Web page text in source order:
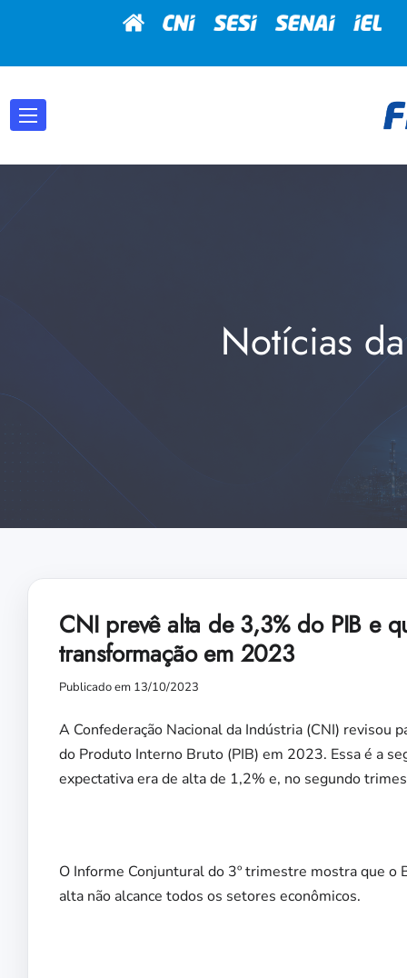
Notícias
CNI prevê alta de 3,3% do PIB e
transformação em 2023
Publicado em 13/10/2023
A Confederação Nacional da Indústria (CNI) revisou
do Produto Interno Bruto (PIB) em 2023. Essa é a
expectativa era de alta de 1,2% e, no segundo
O Informe Conjuntural do 3º trimestre mostra que o
alta não alcance todos os setores econômicos.